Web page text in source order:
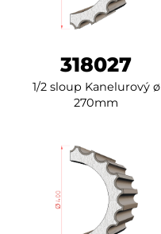
318027
1/2 sloup Kanelurový ø
270mm